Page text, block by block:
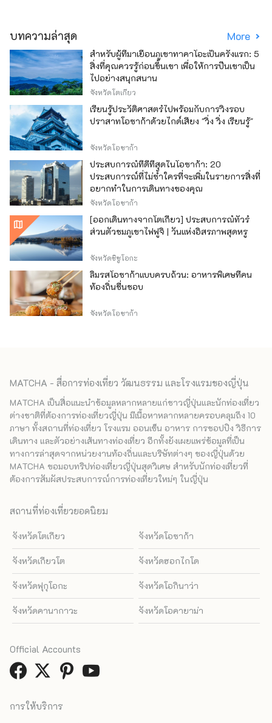
บทความล่าสุด More
สำหรับผู้ที่มาเยือนภูเขาทาคาโอะเป็นครั้งแรก: 5
สิ่งที่คุณควรรู้ก่อนขึ้นเขา เพื่อให้การปีนเขาเป็น
ไปอย่างสนุกสนาน
จังหวัดโตเกียว
เรียนรู้ประวัติศาสตร์ไปพร้อมกับการวิ่งรอบ
ปราสาทโอซาก้าด้วยไกด์เสียง "วิ่ง วิ่ง เรียนรู้"
จังหวัดโอซาก้า
ประสบการณ์ที่ดีที่สุดในโอซาก้า: 20
ประสบการณ์ที่ไม่ซ้ำใครที่จะเพิ่มในรายการสิ่งที่
อยากทำในการเดินทางของคุณ
จังหวัดโอซาก้า
[ออกเดินทางจากโตเกียว] ประสบการณ์ทัวร์
ส่วนตัวชมภูเขาไฟฟูจิ | วันแห่งอิสรภาพสุดหรู
จังหวัดชิซูโอกะ
ลิ้มรสโอซาก้าแบบครบถ้วน: อาหารพิเศษที่คน
ท้องถิ่นชื่นชอบ
จังหวัดโอซาก้า
MATCHA - สื่อการท่องเที่ยว วัฒนธรรม และโรงแรมของญี่ปุ่น
MATCHA เป็นสื่อแนะนำข้อมูลหลากหลายแก่ชาวญี่ปุ่นและนักท่องเที่ยว
ต่างชาติที่ต้องการท่องเที่ยวญี่ปุ่น มีเนื้อหาหลากหลายครอบคลุมถึง 10
ภาษา ทั้งสถานที่ท่องเที่ยว โรงแรม ออนเซ็น อาหาร การชอปปิง วิธีการ
เดินทาง และตัวอย่างเส้นทางท่องเที่ยว อีกทั้งยังเผยแพร่ข้อมูลที่เป็น
ทางการล่าสุดจากหน่วยงานท้องถิ่นและบริษัทต่างๆ ของญี่ปุ่นด้วย
MATCHA ขอมอบทริปท่องเที่ยวญี่ปุ่นสุดวิเศษ สำหรับนักท่องเที่ยวที่
ต้องการสัมผัสประสบการณ์การท่องเที่ยวใหม่ๆ ในญี่ปุ่น
สถานที่ท่องเที่ยวยอดนิยม
จังหวัดโตเกียว จังหวัดโอซาก้า
จังหวัดเกียวโต จังหวัดฮอกไกโด
จังหวัดฟุกุโอกะ จังหวัดโอกินาว่า
จังหวัดคานากาวะ จังหวัดโอคายาม่า
การให้บริการ
Official Accounts